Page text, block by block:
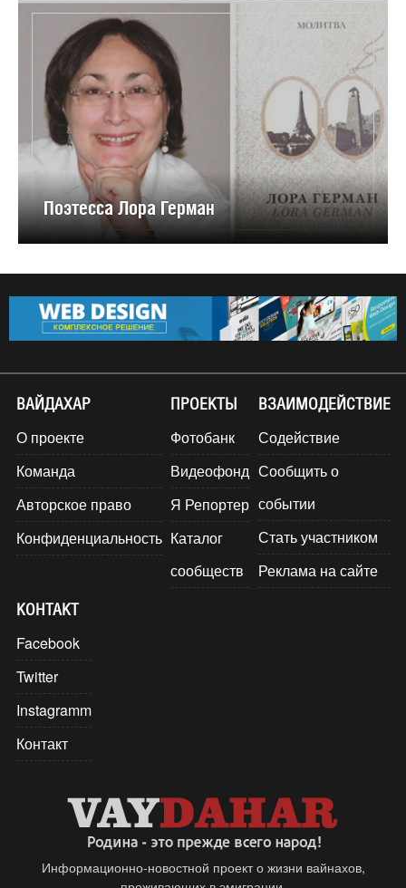
Поэтесса Лора Герман
ВАЙДАХАР
О проекте
Команда
Авторское право
Конфиденциальность
ПРОЕКТЫ
Фотобанк
Видеофонд
Я Репортер
Каталог
сообществ
ВЗАИМОДЕЙСТВИЕ
Содействие
Сообщить о
событии
Стать участником
Реклама на сайте
КОНТАКТ
Facebook
Twitter
Instagramm
Контакт
Информационно-новостной проект о жизни вайнахов,